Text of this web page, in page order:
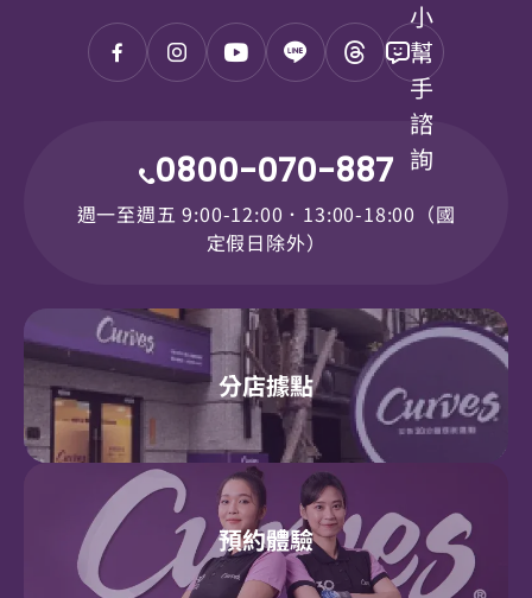
小
幫
手
諮
詢
0800-070-887
週一至週五 9:00-12:00．13:00-18:00（國
定假日除外）
分店據點
預約體驗